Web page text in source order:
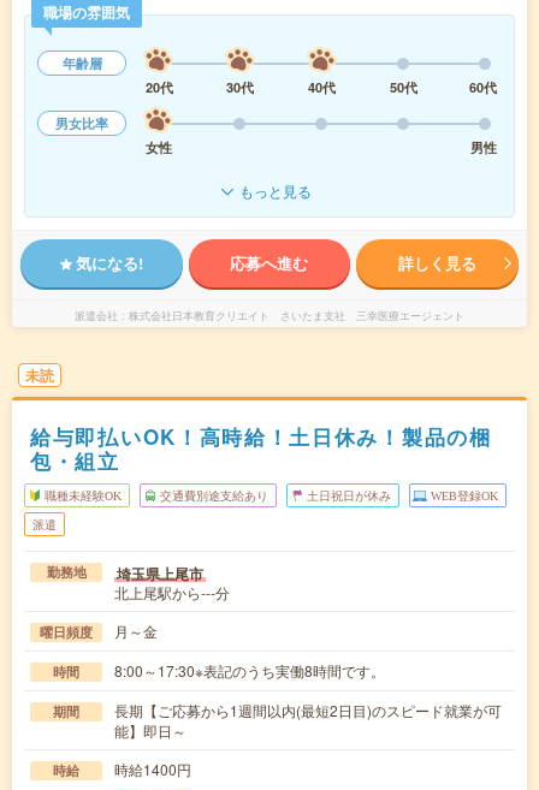
職場の雰囲気
年齢層
20代
30代 40代 50代
60代
男女比率
女性
男性
もっと見る
気になる! 応募へ進む 詳しく見る
派遣会社 株式会社日本教育クリエイト さいたま支社 三幸医療エージェント
未読
給与即払いOK！高時給！土日休み！製品の梱
包・組立
職種未経験OK 交通費別途支給あり 土日祝日が休み WEB登録OK
派遣
勤務地 埼玉県上尾市
北上尾駅から---分
曜日頻度 月～金
時間 8:00～17:30※表記のうち実働8時間です。
期間
長期【ご応募から1週間以内(最短2日目)のスピード就業が可
能】即日～
時給 時給1400円